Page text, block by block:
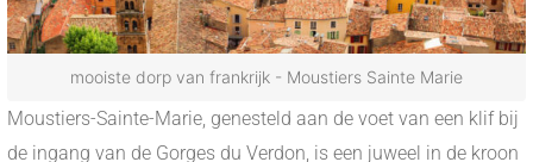
mooiste dorp van frankrijk - Moustiers Sainte Marie
Moustiers-Sainte-Marie, genesteld aan de voet van een klif bij
de ingang van de Gorges du Verdon, is een juweel in de kroon